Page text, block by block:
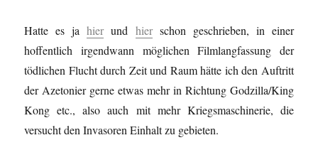
Hatte es jahierund hierschon geschrieben, in einer
hoffentlich irgendwann möglichen Filmlangfassung der
tödlichen Flucht durch Zeit und Raum hätte ich den Auftritt
der Azetonier gerne etwas mehr in Richtung Godzilla/King
Kong etc., also auch mit mehr Kriegsmaschinerie, die
versucht den Invasoren Einhalt zu gebieten.